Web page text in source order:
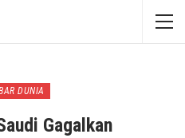
DUNIA
Gagalkan